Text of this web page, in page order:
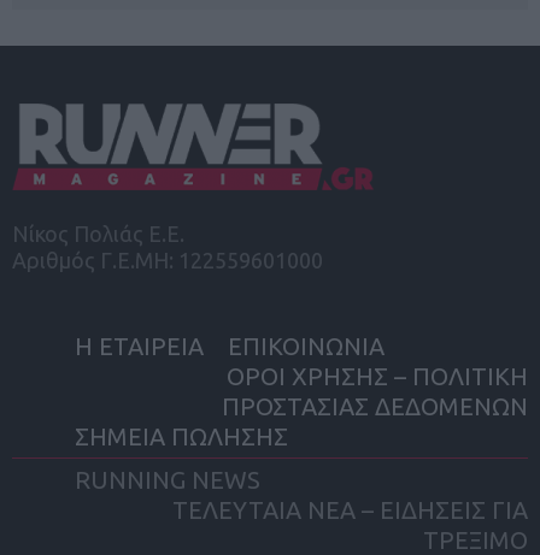
Νίκος Πολιάς Ε.Ε.
Αριθμός Γ.Ε.ΜΗ: 122559601000
Η ΕΤΑΙΡΕΙΑ
ΕΠΙΚΟΙΝΩΝΙΑ
ΟΡΟΙ ΧΡΗΣΗΣ – ΠΟΛΙΤΙΚΗ
ΠΡΟΣΤΑΣΙΑΣ ΔΕΔΟΜΕΝΩΝ
ΣΗΜΕΙΑ ΠΩΛΗΣΗΣ
RUNNING NEWS
ΤΕΛΕΥΤΑΙΑ ΝΕΑ – ΕΙΔΗΣΕΙΣ ΓΙΑ
ΤΡΕΞΙΜΟ